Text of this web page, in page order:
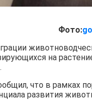
Фото:
на
что в рамках
развития